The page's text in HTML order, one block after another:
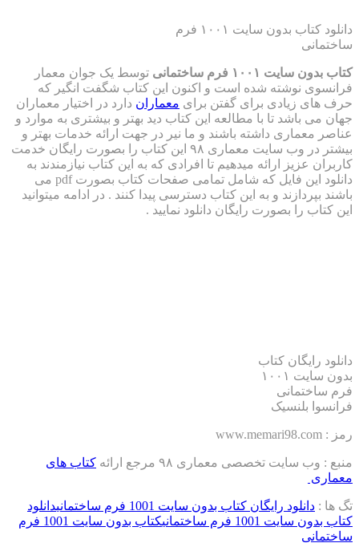
دانلود کتاب بدون سایت ۱۰۰۱ فرم
فرم ساختمانی
توسط یک جوان معمار
شده است و اکنون این کتاب شگفت انگیر که
برای گفتن برای معماران دارد در اختیار معماران
تا با مطالعه این کتاب دید بهتر و بیشتری به موارد و
داشته باشند و ما نیر در جهت ارائه خدمات بهتر و
بیشتر در وب سایت معماری ۹۸ این کتاب را بصورت رایگان خدمت
ارائه میدهیم تا افرادی که به این کتاب نیازمندند به
دانلود این فایل که شامل تمامی صفحات کتاب بصورت pdf می
و به این کتاب دسترسی پیدا کنند . در ادامه میتوانید
بصورت رایگان دانلود نمایید .
کتاب
بدون سایت ۱۰۰۱
تخصصی معماری ۹۸ مرجع ارائه کتاب های
رایگان کتاب بدون سایت 1001 فرم ساختمانی
دانلود
فرم ساختمانی
کتاب بدون سایت 1001 فرم